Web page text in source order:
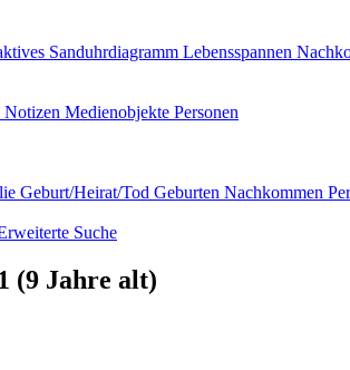
Sanduhrdiagramm Lebensspannen
Notizen Medienobjekte Personen
Geburt/Heirat/Tod Geburten Nachkommen
Suche
(9 Jahre alt)